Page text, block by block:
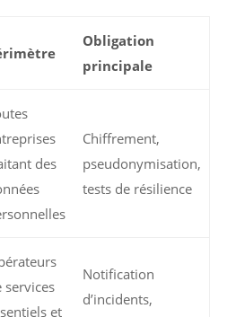
Obligation
principale
des
Chiffrement,
pseudonymisation,
tests de résilience
services
et
Notification
d’incidents,